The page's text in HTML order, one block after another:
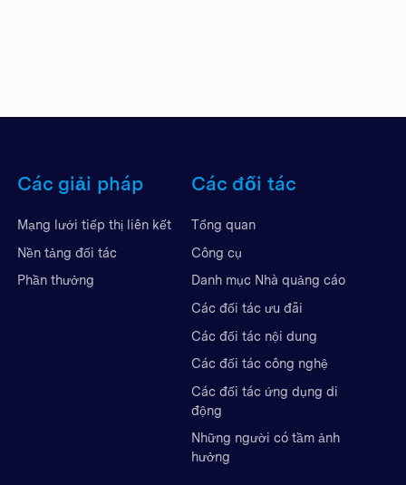
Các giải pháp
Mạng lưới tiếp thị liên kết
Nền tảng đối tác
Phần thưởng
Các đối tác
Tổng quan
Công cụ
Danh mục Nhà quảng cáo
Các đối tác ưu đãi
Các đối tác nội dung
Các đối tác công nghệ
Các đối tác ứng dụng di
động
Những người có tầm ảnh
hưởng